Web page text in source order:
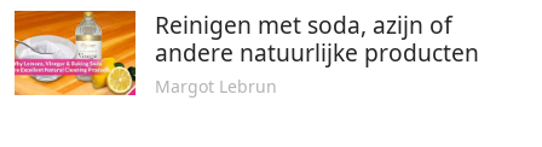
Reinigen met soda, azijn of
andere natuurlijke producten
Margot Lebrun